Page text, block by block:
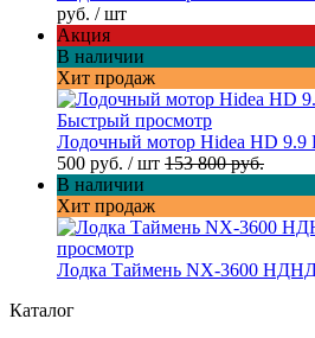
руб. / шт
Акция
В наличии
Хит продаж
Быстрый просмотр
Лодочный мотор Hidea HD 9.9
500 руб. / шт 153 800 руб.
В наличии
Хит продаж
просмотр
Лодка Таймень NX-3600
Каталог